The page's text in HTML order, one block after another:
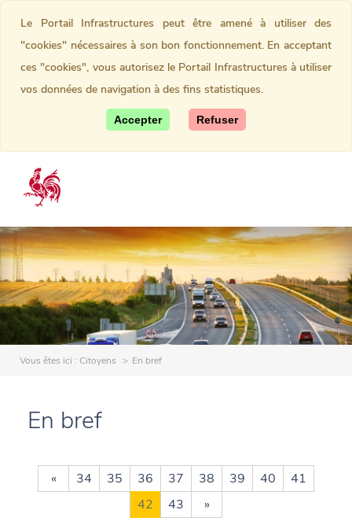
Vous êtes ici : Citoyens En bref
En bref
« 34 35 36 37 38 39 40
41
42
43 »
Le Portail Infrastructures peut être amené à utiliser des
"cookies" nécessaires à son bon fonctionnement. En acceptant
ces "cookies", vous autorisez le Portail Infrastructures à utiliser
vos données de navigation à des fins statistiques.
Accepter Refuser